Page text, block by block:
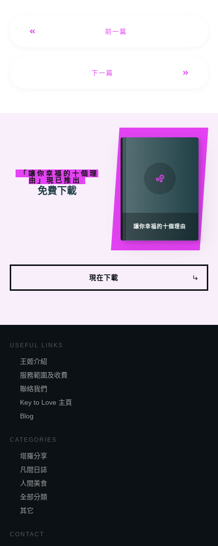
前一篇
下一篇
「 讓 你 幸福的十個理
由」現已 推出
免費下載
讓你幸福的十個理由
現在下載
USEFUL LINKS
王姬介紹
服務範圍及收費
聯絡我們
Key to Love 主頁
Blog
CATEGORIES
塔羅分享
凡間日誌
人間美食
全部分類
其它
CONTACT